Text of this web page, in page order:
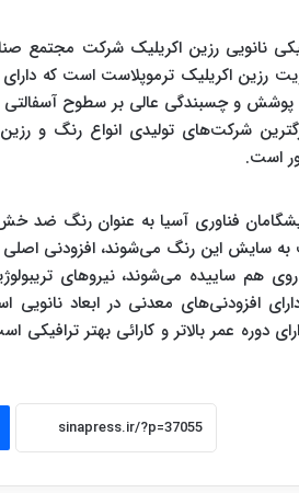
نانویی رزین اکریلیک شرکت مجتمع
رزین اکریلیک ترموپلاست است که
و چسبندگی عالی بر سطوح
شرکت‌های تولیدی انواع رنگ و رزین
است.
فناوری آسیا به عنوان رنگ ضد خش
سایش این رنگ می‌شوند، افزودنی
هم ساییده می‌شوند، نیروهای
افزودنی‌های معدنی در ابعاد
دوره عمر بالا‌تر و کارائی بهتر